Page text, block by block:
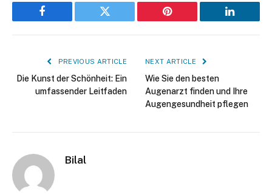
Facebook Twitter Pinterest LinkedIn
PREVIOUS ARTICLE
Die Kunst der Schönheit: Ein
umfassender Leitfaden
NEXT ARTICLE
Wie Sie den besten
Augenarzt finden und Ihre
Augengesundheit pflegen
Bilal